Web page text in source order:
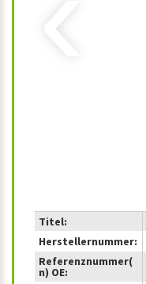
Titel:
Herstellernummer:
Referenznummer(
n) OE: